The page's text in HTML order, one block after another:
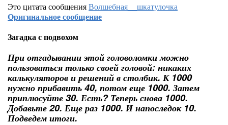
Это цитата сообщенияВолшебная__шкатулочка
Оригинальное сообщение
Загадка с подвохом
При отгадывании этой головоломки можно
пользоваться только своей головой: никаких
калькуляторов и решений в столбик. К 1000
нужно прибавить 40, потом еще 1000. Затем
приплюсуйте 30. Есть? Теперь снова 1000.
Добавьте 20. Еще раз 1000. И напоследок 10.
Подведем итоги.